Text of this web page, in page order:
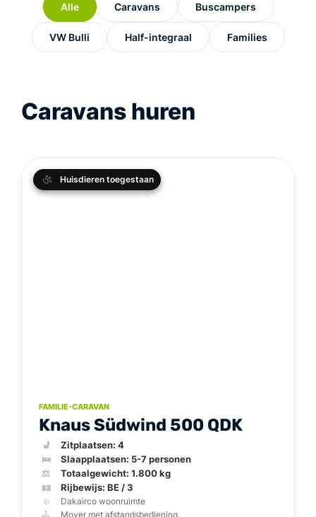
Alle Caravans Buscampers
VW Bulli Half-integraal Families
Caravans huren
Huisdieren toegestaan
FAMILIE-CARAVAN
Knaus Südwind 500 QDK
💺
🛌
⚖️
🪪
❄️
🕹️